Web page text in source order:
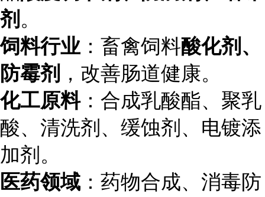
剂 。
饲料行业 ：畜禽饲料酸化剂、
防霉剂 ，改善肠道健康。
化工原料：合成乳酸酯、聚乳
酸、清洗剂、缓蚀剂、电镀添
加剂。
医药领域 ：药物合成、消毒防